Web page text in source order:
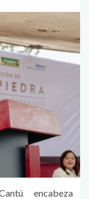
encabeza